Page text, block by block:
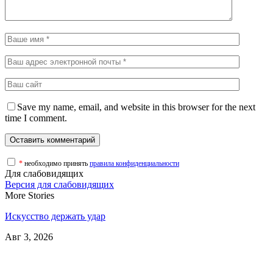
Save my name, email, and website in this browser for the next
time I comment.
* необходимо принять правила конфиденциальности
Для слабовидящих
Версия для слабовидящих
More Stories
Искусство держать удар
Авг 3, 2026